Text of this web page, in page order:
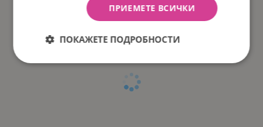
ПРИЕМЕТЕ ВСИЧКИ
ПОКАЖЕТЕ ПОДРОБНОСТИ